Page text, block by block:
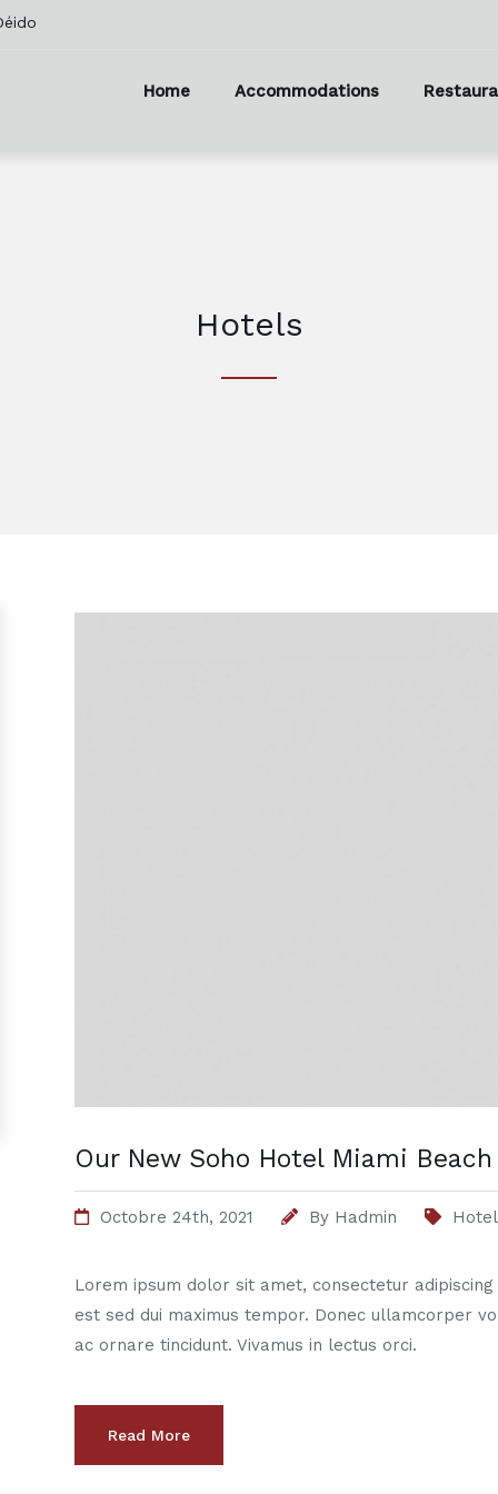
Home Accommodations
Hotels
Our New Soho Hotel Miami
Octobre 24th, 2021 By Hadmin
Lorem ipsum dolor sit amet, consectetur
est sed dui maximus tempor. Donec ullamcorper
ac ornare tincidunt. Vivamus in lectus orci.
Read More